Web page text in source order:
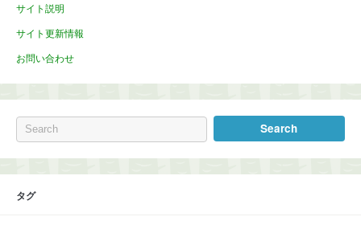
サイト説明
サイト更新情報
お問い合わせ
タグ